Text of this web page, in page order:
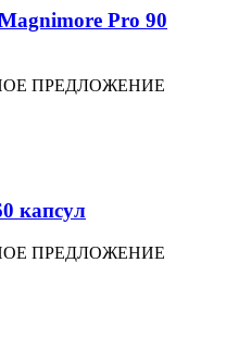
Pro 90
ПРЕДЛОЖЕНИЕ
капсул
ПРЕДЛОЖЕНИЕ